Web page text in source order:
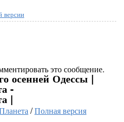
версии
это сообщение.
осенней Одессы |
-
|
/Полная версия